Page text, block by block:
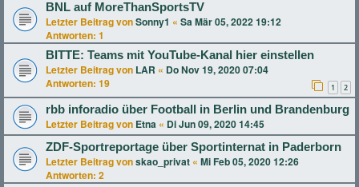
BNL auf MoreThanSportsTV
Letzter Beitrag vonSonny1 « Sa Mär 05, 2022 19:12
Antworten: 1
BITTE: Teams mit YouTube-Kanal hier einstellen
Letzter Beitrag von LAR « Do Nov 19, 2020 07:04
Antworten: 19 1 2
rbb inforadio über Football in Berlin und Brandenburg
Letzter Beitrag von Etna « Di Jun 09, 2020 14:45
ZDF-Sportreportage über Sportinternat in Paderborn
Letzter Beitrag vonskao_privat « Mi Feb 05, 2020 12:26
Antworten: 2